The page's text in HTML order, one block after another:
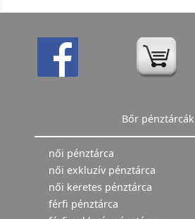
Bőr pénztárcák
női pénztárca
női exkluzív pénztárca
női keretes pénztárca
férfi pénztárca